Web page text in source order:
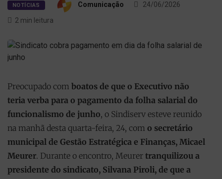
NOTÍCIAS Comunicação
24/06/2026
2 min leitura
Preocupado com boatos de que o Executivo não
teria verba para o pagamento da folha salarial do
funcionalismo de junho, o Sindiserv esteve reunido
na manhã desta quarta-feira, 24, com o secretário
municipal de Gestão Estratégica e Finanças, Micael
Meurer. Durante o encontro, Meurer tranquilizou a
presidente do sindicato, Silvana Piroli, de que a